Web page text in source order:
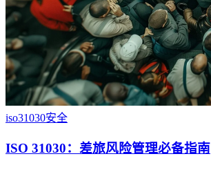
iso31030安全
ISO 31030：差旅风险管理必备指南